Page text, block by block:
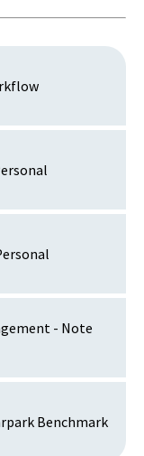
- Note
Benchmark